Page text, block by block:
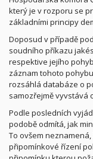
který je v rozporu se
základními principy
Doposud v případě
soudního příkazu
respektive jejího
záznam tohoto
rozsáhlá databáze o
samozřejmě vyvstává
Podle posledních
podobě odmítá, jak
To ovšem
připomínkové řízení